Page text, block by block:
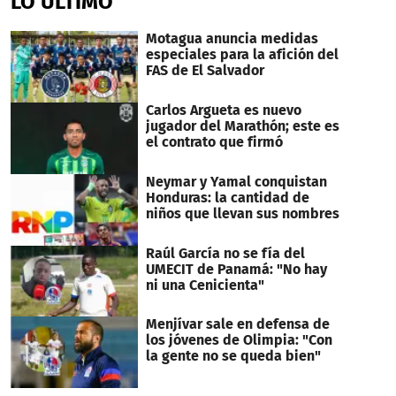
1
3
seconds
Motagua anuncia medidas
especiales para la afición del
FAS de El Salvador
Carlos Argueta es nuevo
jugador del Marathón; este es
el contrato que firmó
Neymar y Yamal conquistan
Honduras: la cantidad de
niños que llevan sus nombres
Raúl García no se fía del
UMECIT de Panamá: "No hay
ni una Cenicienta"
Menjívar sale en defensa de
los jóvenes de Olimpia: "Con
la gente no se queda bien"